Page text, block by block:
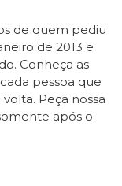
de quem pediu
de 2013 e
Conheça as
pessoa que
Peça nossa
após o